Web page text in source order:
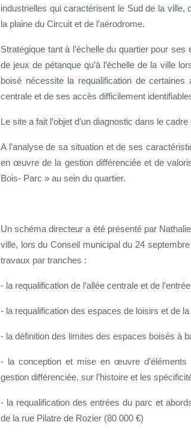
industrielles qui caractérisent le Sud de la
la plaine du Circuit et de l’aérodrome.
Stratégique tant à l’échelle du quartier pour
de jeux de pétanque qu’à l’échelle de la ville
boisé nécessite la requalification de
centrale et de ses accès difficilement
Le site a fait l’objet d’un diagnostic dans le
A l’analyse de sa situation et de ses
en œuvre de la gestion différenciée et de
Bois- Parc » au sein du quartier.
Un schéma directeur a été présenté par
ville, lors du Conseil municipal du 24
travaux par tranches :
- la requalification de l’allée centrale et de
- la requalification des espaces de loisirs et de
- la définition des limites des espaces boisés à
- la conception et mise en œuvre
gestion différenciée, sur l’histoire et les
- la requalification des entrées du parc et
de la rue Pilatre de Rozier (80 000 €)